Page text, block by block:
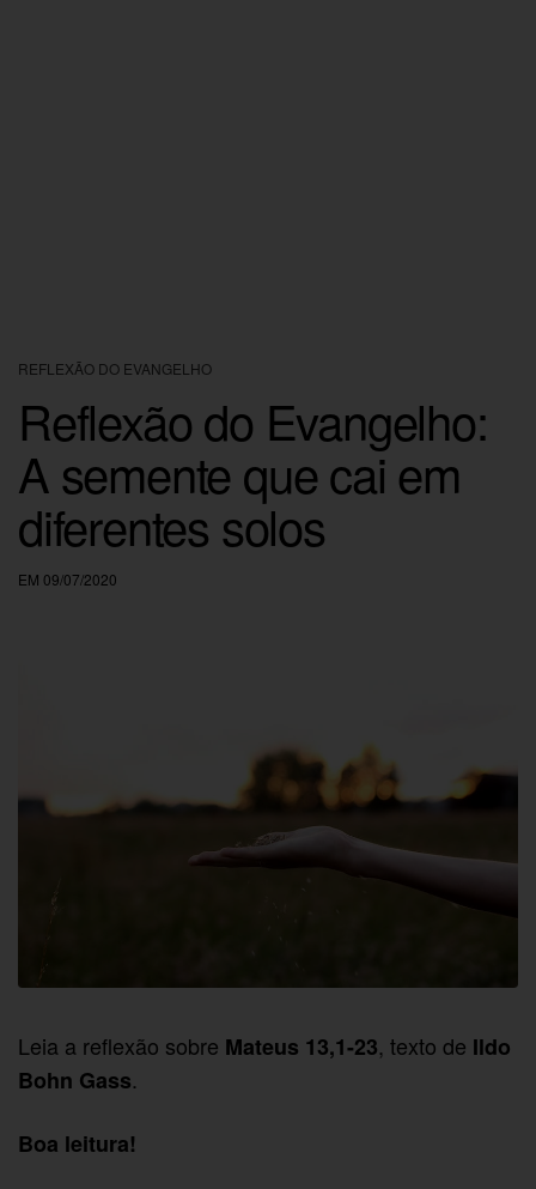
REFLEXÃO DO EVANGELHO
Reflexão do Evangelho:
A semente que cai em
diferentes solos
EM 09/07/2020
Leia a reflexão sobre Mateus 13,1-23, texto de Ildo
Bohn Gass.
Boa leitura!